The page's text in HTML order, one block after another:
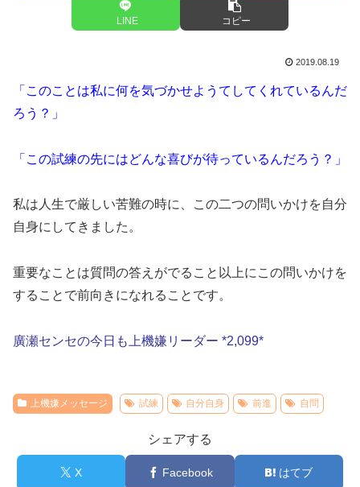
LINE コピー
2019.08.19
「このことは私に何を気づかせようてしてくれているんだ
ろう？」
「この試練の先にはどんな喜びが待っているんだろう？」
私は人生で厳しい苦難の時に、この二つの問いかけを自分
自身にしてきました。
重要なことは質問の答えがでること以上にこの問いかけを
することで前向きになれることです。
廣瀬センセの今日も上機嫌リーダー *2,099*
上機嫌メッセージ 試練 自分自身 前進 自問
シェアする
X Facebook はてブ